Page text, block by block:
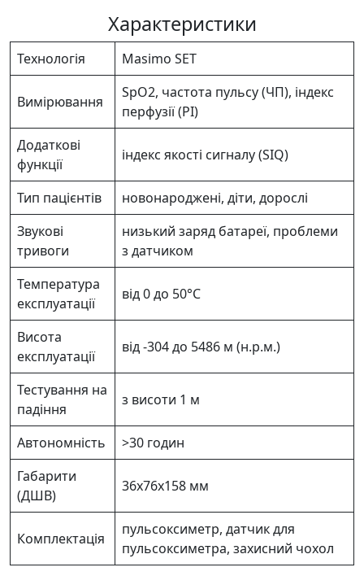
Характеристики
Технологія Masimo SET
Вимірювання
SpO2, частота пульсу (ЧП), індекс
перфузії (PI)
Додаткові
функції
індекс якості сигналу (SIQ)
Тип пацієнтів
новонароджені, діти, дорослі
Звукові
тривоги
низький заряд батареї, проблеми
з датчиком
Температура
експлуатації
від 0 до 50°C
Висота
експлуатації
від -304 до 5486 м (н.р.м.)
Тестування на
падіння
з висоти 1 м
Автономність
>30 годин
Габарити
(ДШВ)
36х76х158 мм
Комплектація
пульсоксиметр, датчик для
пульсоксиметра, захисний чохол